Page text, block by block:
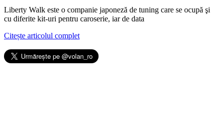
Liberty Walk este o companie japoneză de tuning care se ocupă şi
cu diferite kit-uri pentru caroserie, iar de data
Citește articolul complet